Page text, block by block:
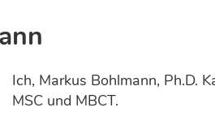
Ich, Markus Bohlmann, Ph.D.
MSC und MBCT.